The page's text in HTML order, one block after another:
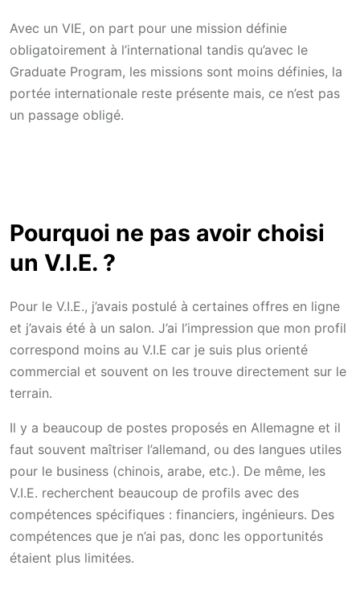
Avec un VIE, on part pour une mission définie
obligatoirement à l’international tandis qu’avec le
Graduate Program, les missions sont moins définies, la
portée internationale reste présente mais, ce n’est pas
un passage obligé.
Pourquoi ne pas avoir choisi
un V.I.E. ?
Pour le V.I.E., j’avais postulé à certaines offres en ligne
et j’avais été à un salon. J’ai l’impression que mon profil
correspond moins au V.I.E car je suis plus orienté
commercial et souvent on les trouve directement sur le
terrain.
Il y a beaucoup de postes proposés en Allemagne et il
faut souvent maîtriser l’allemand, ou des langues utiles
pour le business (chinois, arabe, etc.). De même, les
V.I.E. recherchent beaucoup de profils avec des
compétences spécifiques : financiers, ingénieurs. Des
compétences que je n’ai pas, donc les opportunités
étaient plus limitées.